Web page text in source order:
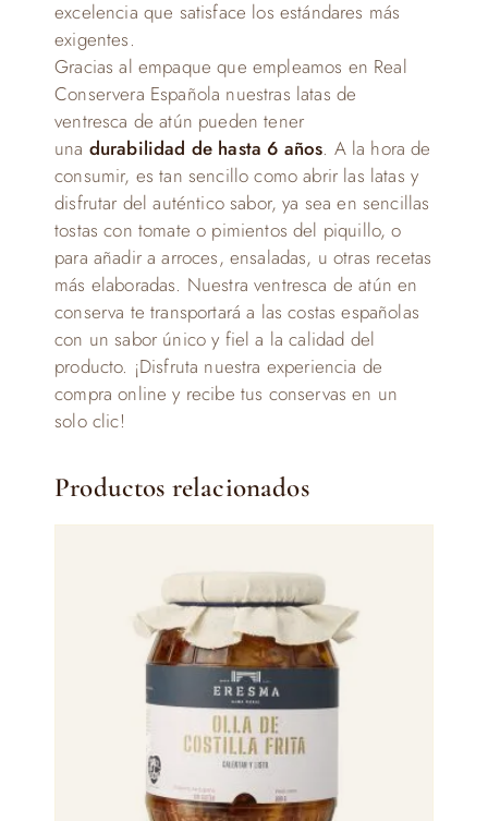
excelencia que satisface los estándares más
exigentes.
Gracias al empaque que empleamos en Real
Conservera Española nuestras latas de
ventresca de atún pueden tener
una durabilidad de hasta 6 años. A la hora de
consumir, es tan sencillo como abrir las latas y
disfrutar del auténtico sabor, ya sea en sencillas
tostas con tomate o pimientos del piquillo, o
para añadir a arroces, ensaladas, u otras recetas
más elaboradas. Nuestra ventresca de atún en
conserva te transportará a las costas españolas
con un sabor único y fiel a la calidad del
producto. ¡Disfruta nuestra experiencia de
compra online y recibe tus conservas en un
solo clic!
Productos relacionados